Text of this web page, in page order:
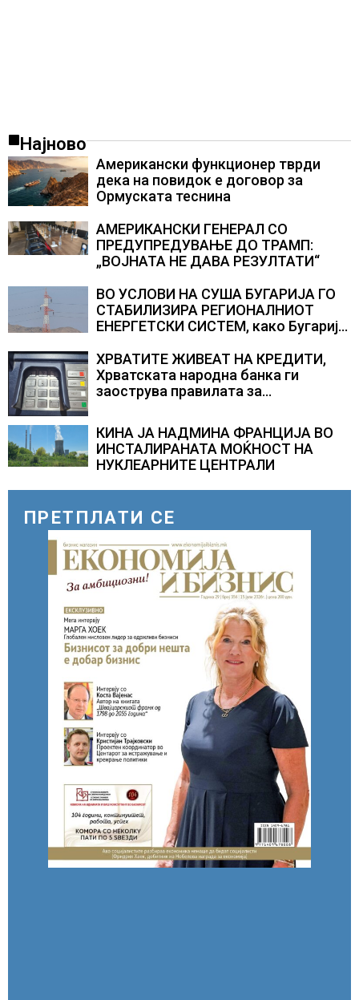
Најново
Американски функционер тврди
дека на повидок е договор за
Ормуската теснина
АМЕРИКАНСКИ ГЕНЕРАЛ СО
ПРЕДУПРЕДУВАЊЕ ДО ТРАМП:
„ВОЈНАТА НЕ ДАВА РЕЗУЛТАТИ“
ВО УСЛОВИ НА СУША БУГАРИЈА ГО
СТАБИЛИЗИРА РЕГИОНАЛНИОТ
ЕНЕРГЕТСКИ СИСТЕМ, како Бугарија
складирање на енергија од батерии
ХРВАТИТЕ ЖИВЕАТ НА КРЕДИТИ,
Хрватската народна банка ги
заострува правилата за
зголемени ризици во финансискиот
систем
КИНА ЈА НАДМИНА ФРАНЦИЈА ВО
ИНСТАЛИРАНАТА МОЌНОСТ НА
НУКЛЕАРНИТЕ ЦЕНТРАЛИ
ПРЕТПЛАТИ СЕ